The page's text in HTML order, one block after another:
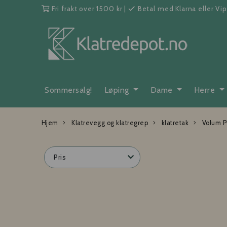
Fri frakt over 1500 kr Betal med Klarna eller
Sommersalg! Løping Dame Herre
Hjem Klatrevegg og klatregrep klatretak Volum
Pris